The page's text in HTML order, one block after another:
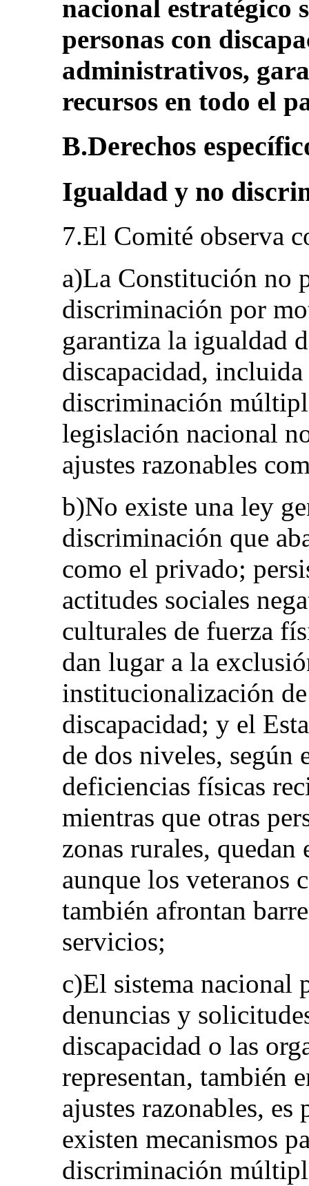
nacional estratégico
personas con
administrativos,
recursos en todo el
B.Derechos
Igualdad y no
7.El Comité observa
a)La Constitución no
discriminación por
garantiza la igualdad
discapacidad,
discriminación
legislación nacional
ajustes razonables
b)No existe una ley
discriminación que
como el privado;
actitudes sociales
culturales de fuerza
dan lugar a la
institucionalización
discapacidad; y el
de dos niveles, según
deficiencias físicas
mientras que otras
zonas rurales,
aunque los veteranos
también afrontan
servicios;
c)El sistema nacional
denuncias y
discapacidad o las
representan, también
ajustes razonables,
existen mecanismos
discriminación